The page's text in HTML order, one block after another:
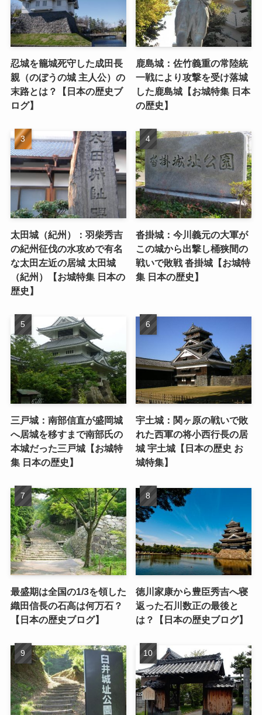
忍城を籠城死守した成田長
親（のぼうの城 主人公）の
末路とは？【日本の歴史ブ
ログ】
鹿島城：佐竹義重の常陸統
一戦により攻撃を受け落城
した鹿島城【お城特集 日本
の歴史】
太田城（紀州）：羽柴秀吉
の紀州征伐の水攻めで有名
な太田左近の居城 太田城
（紀州）【お城特集 日本の
歴史】
沓掛城：今川義元の大軍が
この城から出撃し桶狭間の
戦いで敗戦 沓掛城【お城特
集 日本の歴史】
三戸城：南部信直が盛岡城
へ居城を移すまで南部氏の
本城だった三戸城【お城特
集 日本の歴史】
宇土城：関ヶ原の戦いで敗
れた西軍の将小西行長の居
城 宇土城【日本の歴史 お
城特集】
最盛期は全国の1/3を領した
織田信長の石高は何万石？
【日本の歴史ブログ】
徳川家康から豊臣秀吉へ寝
返った石川数正の最後と
は？【日本の歴史ブログ】